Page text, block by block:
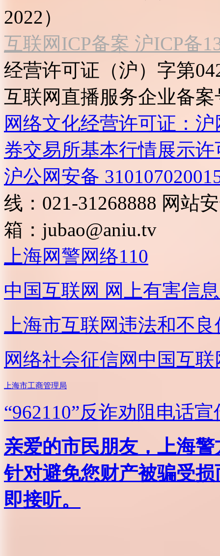
2022）
互联网ICP备案 沪ICP备
经营许可证（沪）字第
互联网直播服务企业备案
网络文化经营许可证：
券交易所基本行情展示许
沪公网安备
线：021-31268888 网站
箱： jubao@aniu.tv
上海网警网络110
中国互联网 网上有害信
上海市互联网违法和不
网络社会征信网 中国互
上海市工商管理局
“962110”反诈劝阻电话宣
亲爱的市民朋友，上海
针对避免您财产被骗受
即接听。